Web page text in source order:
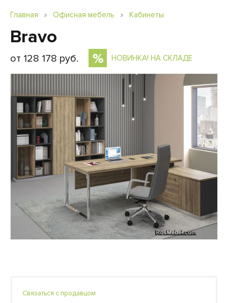
Главная » Офисная мебель » Кабинеты
Bravo
от 128 178 руб. НОВИНКА! НА СКЛАДЕ
Связаться с продавцом